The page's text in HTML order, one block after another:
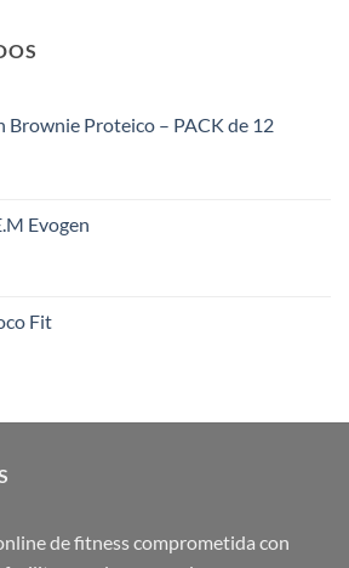
Brownie Proteico – PACK de 12
Evogen
Fit
de fitness comprometida con